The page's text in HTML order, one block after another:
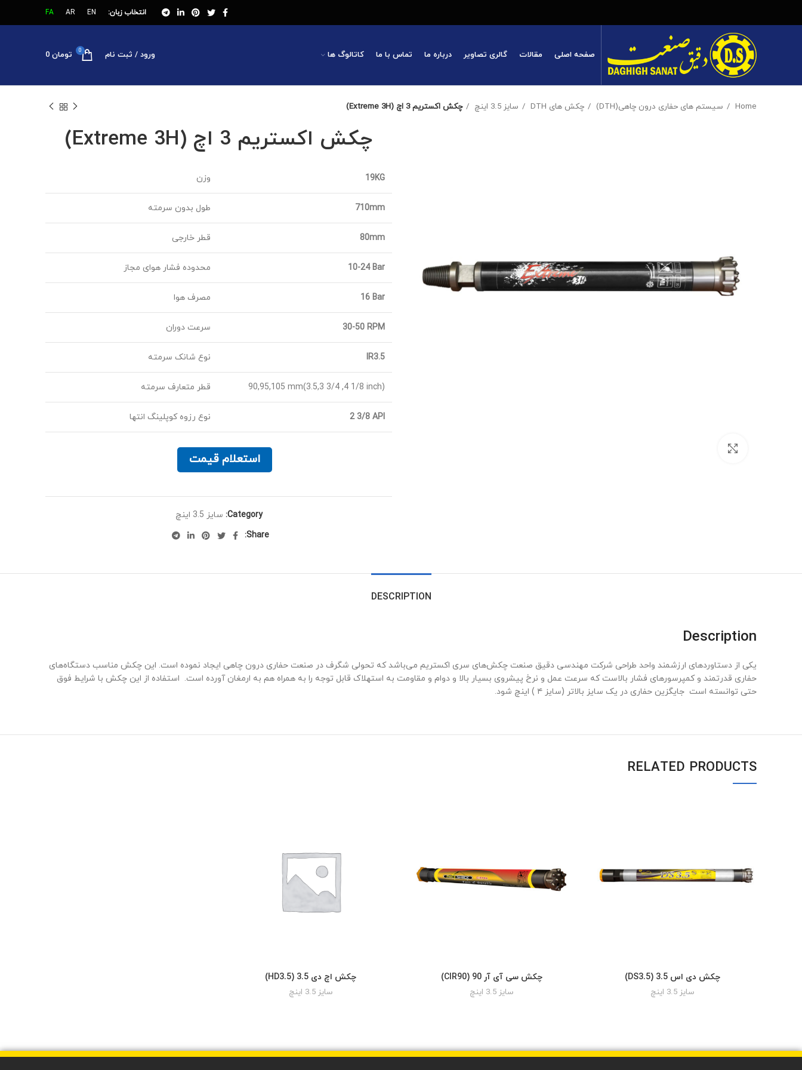
انتخاب زبان: EN
AR
FA
صفحه اصلی مقالات گالری تصاویر درباره ما تماس با ما کاتالوگ ها ورود / ثبت نام 0 تومان
Home سیستم های حفاری درون چاهی(DTH) چکش های DTH سایز 3.5 اینچ چکش اکستریم 3 اچ (Extreme 3H)
چکش اکستریم 3 اچ (Extreme 3H)
وزن 19KG
طول بدون سرمته 710mm
قطر خارجی 80mm
محدوده فشار هوای مجاز 10-24 Bar
مصرف هوا 16 Bar
سرعت دوران 30-50 RPM
نوع شانک سرمته IR3.5
قطر متعارف سرمته 90,95,105 mm(3.5,3 3/4 ,4 1/8 inch)
نوع رزوه کوپلینگ انتها 2 3/8 API
استعلام قیمت
Category: سایز 3.5 اینچ
Share:
DESCRIPTION
Description
یکی از دستاوردهای ارزشمند واحد طراحی شرکت مهندسی دقیق صنعت چکش‌های سری اکستریم می‌باشد که تحولی شگرف در صنعت حفاری درون چاهی ایجاد نموده است. این چکش مناسب دستگاه‌های
حفاری قدرتمند و کمپرسورهای فشار بالاست که سرعت عمل و نرخ پیشروی بسیار بالا و دوام و مقاومت به استهلاک قابل توجه را به همراه هم به ارمغان آورده است. استفاده از این چکش با شرایط فوق
حتی توانسته است جایگزین حفاری در یک سایز بالاتر (سایز ۴ ) اینچ شود.
RELATED PRODUCTS
READ MORE
چکش دی اس 3.5 (DS3.5)
سایز 3.5 اینچ
READ MORE
چکش سی آی آر 90 (CIR90)
سایز 3.5 اینچ
READ MOREچکش اچ دی 3.5 (HD3.5)
سایز 3.5 اینچ